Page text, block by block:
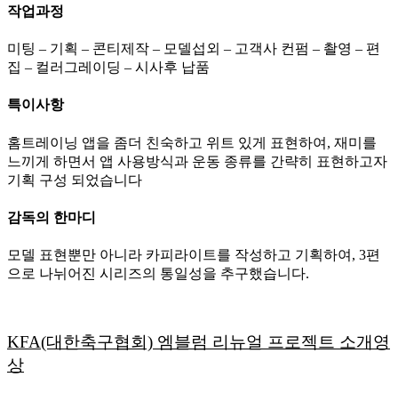
작업과정
미팅 – 기획 – 콘티제작 – 모델섭외 – 고객사 컨펌 – 촬영 – 편
집 – 컬러그레이딩 – 시사후 납품
특이사항
홈트레이닝 앱을 좀더 친숙하고 위트 있게 표현하여, 재미를
느끼게 하면서 앱 사용방식과 운동 종류를 간략히 표현하고자
기획 구성 되었습니다
감독의 한마디
모델 표현뿐만 아니라 카피라이트를 작성하고 기획하여, 3편
으로 나뉘어진 시리즈의 통일성을 추구했습니다.
KFA(대한축구협회) 엠블럼 리뉴얼 프로젝트 소개영
상